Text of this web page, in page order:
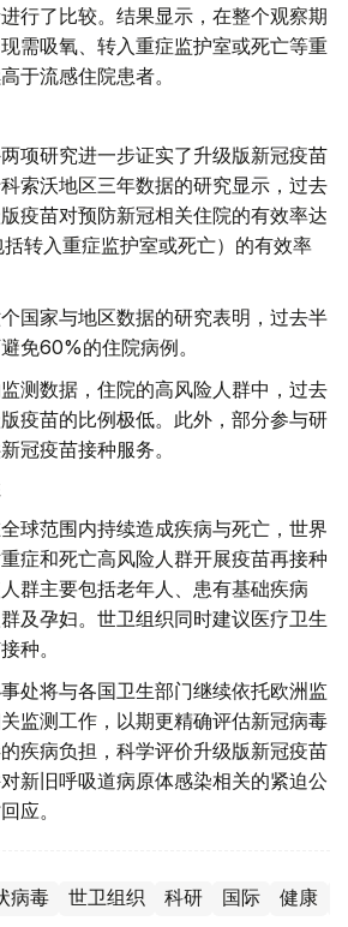
行了比较。结果显示，在整个观察期
需吸氧、转入重症监护室或死亡等重
于流感住院患者。
项研究进一步证实了升级版新冠疫苗
索沃地区三年数据的研究显示，过去
疫苗对预防新冠相关住院的有效率达
转入重症监护室或死亡）的有效率
国家与地区数据的研究表明，过去半
免60%的住院病例。
测数据，住院的高风险人群中，过去
疫苗的比例极低。此外，部分参与研
冠疫苗接种服务。
球范围内持续造成疾病与死亡，世界
症和死亡高风险人群开展疫苗再接种
群主要包括老年人、患有基础疾病
及孕妇。世卫组织同时建议医疗卫生
种。
处将与各国卫生部门继续依托欧洲监
监测工作，以期更精确评估新冠病毒
疾病负担，科学评价升级版新冠疫苗
新旧呼吸道病原体感染相关的紧迫公
应。
病毒 世卫组织 科研 国际 健康